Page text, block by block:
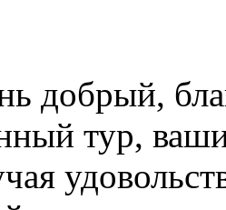
добрый,
тур,